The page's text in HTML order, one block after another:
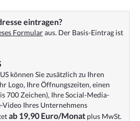
eintragen?
Formularaus. Der Basis-Eintrag ist
können Sie zusätzlich zu Ihren
Logo, Ihre Öffnungszeiten, einen
700 Zeichen), Ihre Social-Media-
Video Ihres Unternehmens
ab 19,90 Euro/Monat plus MwSt.